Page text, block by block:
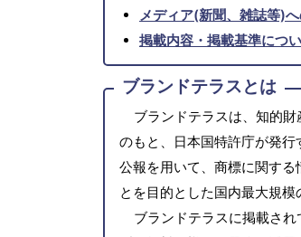
メディア(新聞、雑誌等)
掲載内容・掲載基準につ
ブランドテラスとは
ブランドテラスは、知的
のもと、日本国特許庁が発
公報を用いて、商標に関す
とを目的とした国内最大規模
ブランドテラスに掲載さ